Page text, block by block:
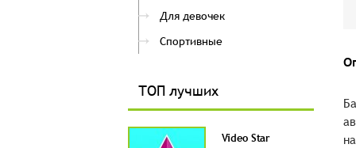
Для девочек
Спортивные
ТОП лучших
Video Star